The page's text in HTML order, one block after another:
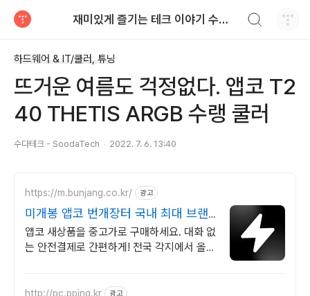
재미있게 즐기는 테크 이야기 수다테크 - SoodaTech
하드웨어 & IT/쿨러, 튜닝
뜨거운 여름도 걱정없다. 앱코 T2
40 THETIS ARGB 수랭 쿨러
수다테크 - SoodaTech 2022. 7. 6. 13:40
https://m.bunjang.co.kr/ 광고
미개봉 앱코 번개장터 국내 최대 브랜
드 중고거래
앱코 새상품을 중고가로 구매하세요. 대화 없
는 안전결제로 간편하게! 전국 각지에서 올라
http://pc.pping.kr 광고